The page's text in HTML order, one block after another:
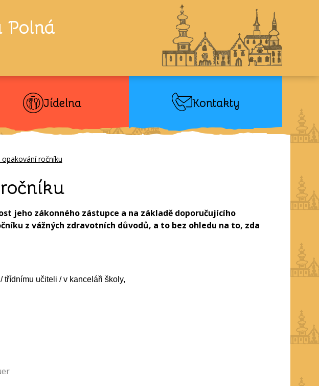
Polná
Jídelna Kontakty
ročníku
jeho zákonného zástupce a na základě doporučujícího
z vážných zdravotních důvodů, a to bez ohledu na to, zda
učiteli / v kanceláři školy,